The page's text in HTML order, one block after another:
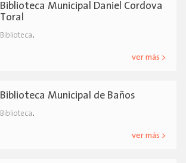
Biblioteca Municipal Daniel Cordova
Toral
Biblioteca.
ver más >
Biblioteca Municipal de Baños
Biblioteca.
ver más >